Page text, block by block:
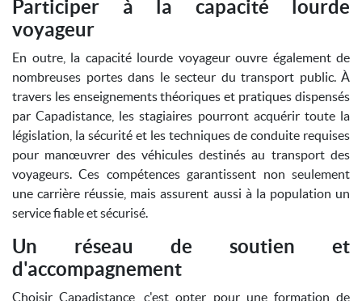
Participer à la capacité lourde
voyageur
En outre, la capacité lourde voyageur ouvre également de
nombreuses portes dans le secteur du transport public. À
travers les enseignements théoriques et pratiques dispensés
par Capadistance, les stagiaires pourront acquérir toute la
législation, la sécurité et les techniques de conduite requises
pour manœuvrer des véhicules destinés au transport des
voyageurs. Ces compétences garantissent non seulement
une carrière réussie, mais assurent aussi à la population un
service fiable et sécurisé.
Un réseau de soutien et
d'accompagnement
Choisir Capadistance, c'est opter pour une formation de